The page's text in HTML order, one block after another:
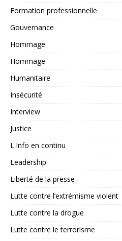
Formation professionnelle
Gouvernance
Hommage
Hommage
Humanitaire
Insécurité
Interview
Justice
L'Info en continu
Leadership
Liberté de la presse
Lutte contre l’extrémisme violent
Lutte contre la drogue
Lutte contre le terrorisme